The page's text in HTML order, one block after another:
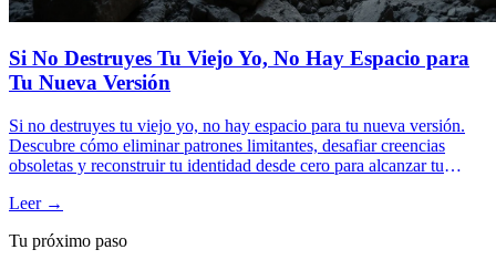
Si No Destruyes Tu Viejo Yo, No Hay Espacio para
Tu Nueva Versión
Si no destruyes tu viejo yo, no hay espacio para tu nueva versión.
Descubre cómo eliminar patrones limitantes, desafiar creencias
obsoletas y reconstruir tu identidad desde cero para alcanzar tu
Leer →
Tu próximo paso